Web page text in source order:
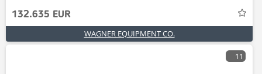
132.635 EUR
WAGNER EQUIPMENT CO.
11